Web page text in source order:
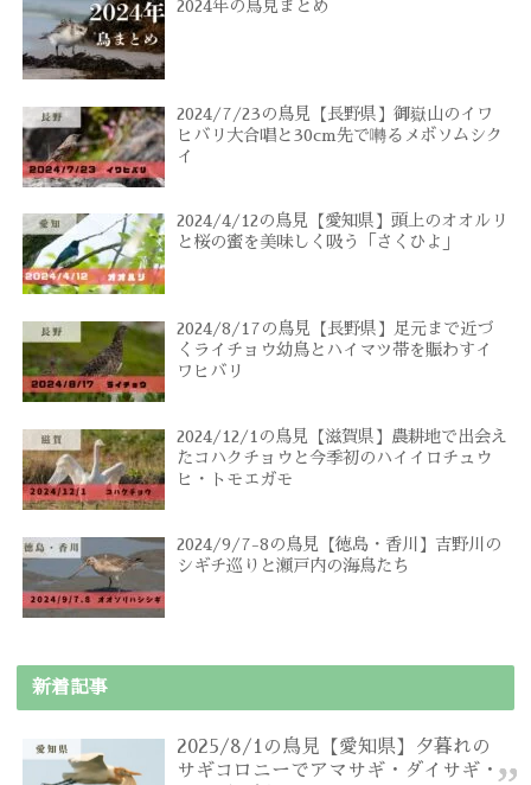
2024年の鳥見まとめ
2024/7/23の鳥見【長野県】御嶽山のイワ
ヒバリ大合唱と30cm先で囀るメボソムシク
イ
2024/4/12の鳥見【愛知県】頭上のオオルリ
と桜の蜜を美味しく吸う「さくひよ」
2024/8/17の鳥見【長野県】足元まで近づ
くライチョウ幼鳥とハイマツ帯を賑わすイ
ワヒバリ
2024/12/1の鳥見【滋賀県】農耕地で出会え
たコハクチョウと今季初のハイイロチュウ
ヒ・トモエガモ
2024/9/7-8の鳥見【徳島・香川】吉野川の
シギチ巡りと瀬戸内の海鳥たち
新着記事
2025/8/1の鳥見【愛知県】夕暮れの
サギコロニーでアマサギ・ダイサギ・